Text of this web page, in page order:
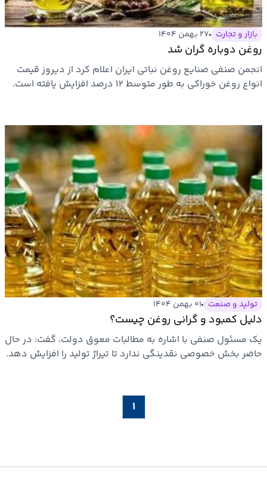
بازار و تجارت ۲۷ بهمن ۱۴۰۴
روغن دوباره گران شد
انجمن صنفی صنایع روغن نباتی ایران اعلام کرد از دیروز قیمت
انواع روغن خوراکی به طور متوسط ۱۲ درصد افزایش یافته است.
تولید و صنعت ۰۱ بهمن ۱۴۰۴
دلیل کمبود و گرانی روغن چیست؟
یک مسئول صنفی با اشاره به مطالبات معوق دولت، گفت: در حال
حاضر بخش خصوصی نقدینگی ندارد تا تیراژ تولید را افزایش دهد.
۱